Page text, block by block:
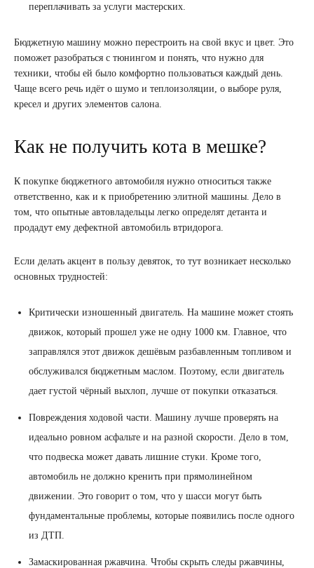
переплачивать за услуги мастерских.
Бюджетную машину можно перестроить на свой вкус и цвет. Это
поможет разобраться с тюнингом и понять, что нужно для
техники, чтобы ей было комфортно пользоваться каждый день.
Чаще всего речь идёт о шумо и теплоизоляции, о выборе руля,
кресел и других элементов салона.
Как не получить кота в мешке?
К покупке бюджетного автомобиля нужно относиться также
ответственно, как и к приобретению элитной машины. Дело в
том, что опытные автовладельцы легко определят детанта и
продадут ему дефектной автомобиль втридорога.
Если делать акцент в пользу девяток, то тут возникает несколько
основных трудностей:
Критически изношенный двигатель. На машине может стоять
движок, который прошел уже не одну 1000 км. Главное, что
заправлялся этот движок дешёвым разбавленным топливом и
обслуживался бюджетным маслом. Поэтому, если двигатель
дает густой чёрный выхлоп, лучше от покупки отказаться.
Повреждения ходовой части. Машину лучше проверять на
идеально ровном асфальте и на разной скорости. Дело в том,
что подвеска может давать лишние стуки. Кроме того,
автомобиль не должно кренить при прямолинейном
движении. Это говорит о том, что у шасси могут быть
фундаментальные проблемы, которые появились после одного
из ДТП.
Замаскированная ржавчина. Чтобы скрыть следы ржавчины,